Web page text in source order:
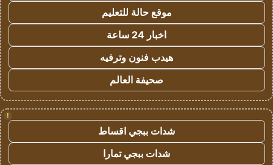
موقع حالة للتعليم
اخبار 24 ساعة
هيدب فنون وترفيه
صحيفة العالم
!
شدات ببجي اقساط
شدات ببجي تمارا